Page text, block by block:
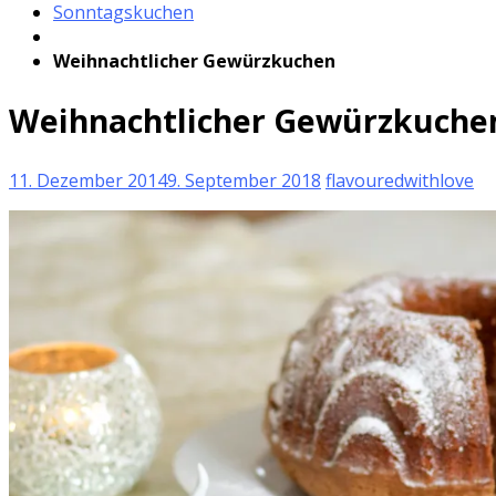
Sonntagskuchen
Weihnachtlicher Gewürzkuchen
Weihnachtlicher
11. Dezember 20149. September 2018 flavouredwithlove